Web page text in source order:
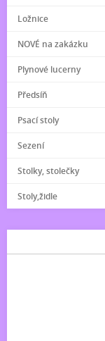
Ložnice
NOVÉ na zakázku
Plynové lucerny
Předsíň
Psací stoly
Sezení
Stolky, stolečky
Stoly,židle